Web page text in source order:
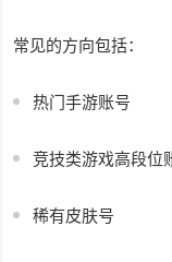
常见的方向包括：
热门手游账号
竞技类游戏高段位
稀有皮肤号